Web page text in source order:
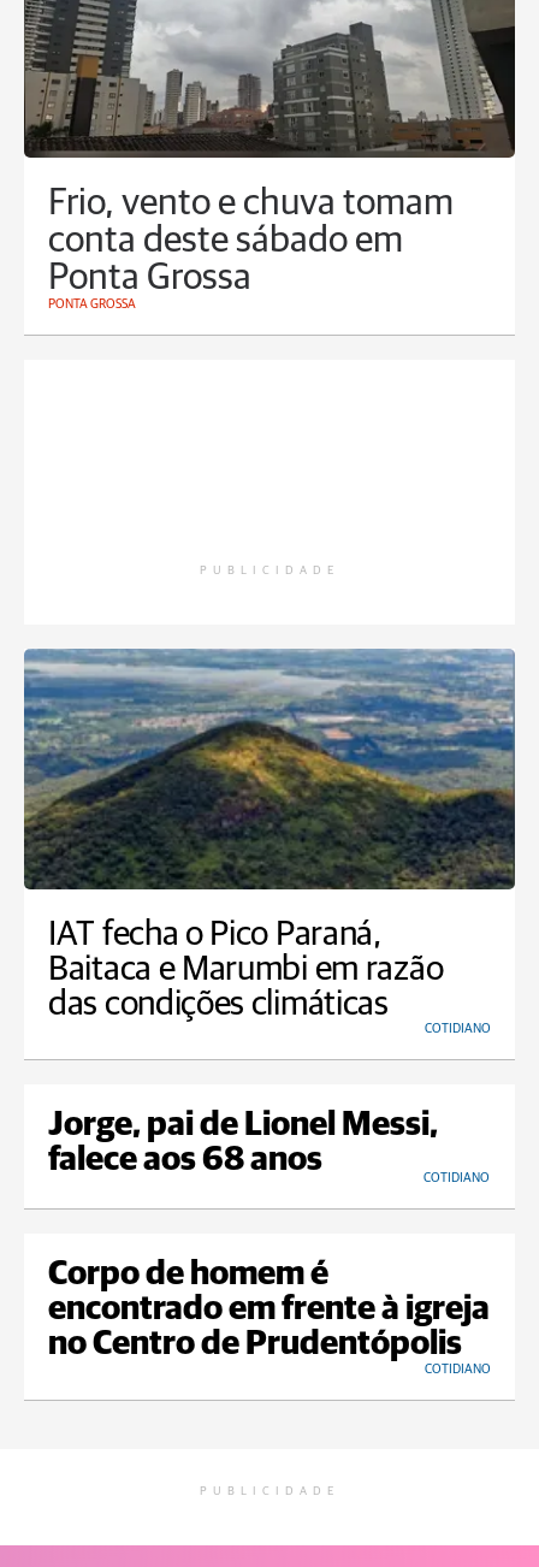
Frio, vento e chuva tomam
conta deste sábado em
Ponta Grossa
PONTA GROSSA
PUBLICIDADE
IAT fecha o Pico Paraná,
Baitaca e Marumbi em razão
das condições climáticas
COTIDIANO
Jorge, pai de Lionel Messi,
falece aos 68 anos
COTIDIANO
Corpo de homem é
encontrado em frente à igreja
no Centro de Prudentópolis
COTIDIANO
PUBLICIDADE